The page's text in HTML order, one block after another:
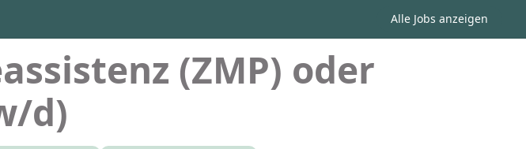
Alle Jobs anzeigen
(ZMP) oder
d)